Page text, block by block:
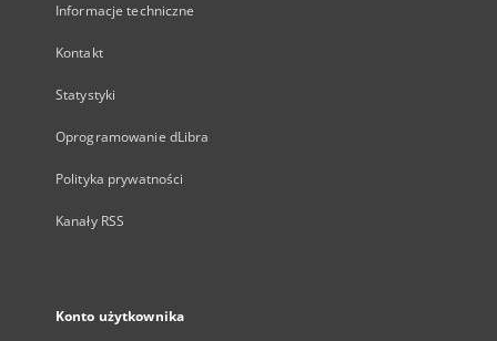
Informacje techniczne
Kontakt
Statystyki
Oprogramowanie dLibra
Polityka prywatności
Kanały RSS
Konto użytkownika